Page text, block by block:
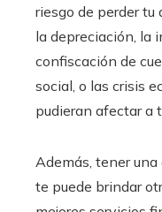
riesgo de perder tu
la depreciación, la
confiscación de
social, o las crisis
pudieran afectar a
Además, tener
te puede brindar